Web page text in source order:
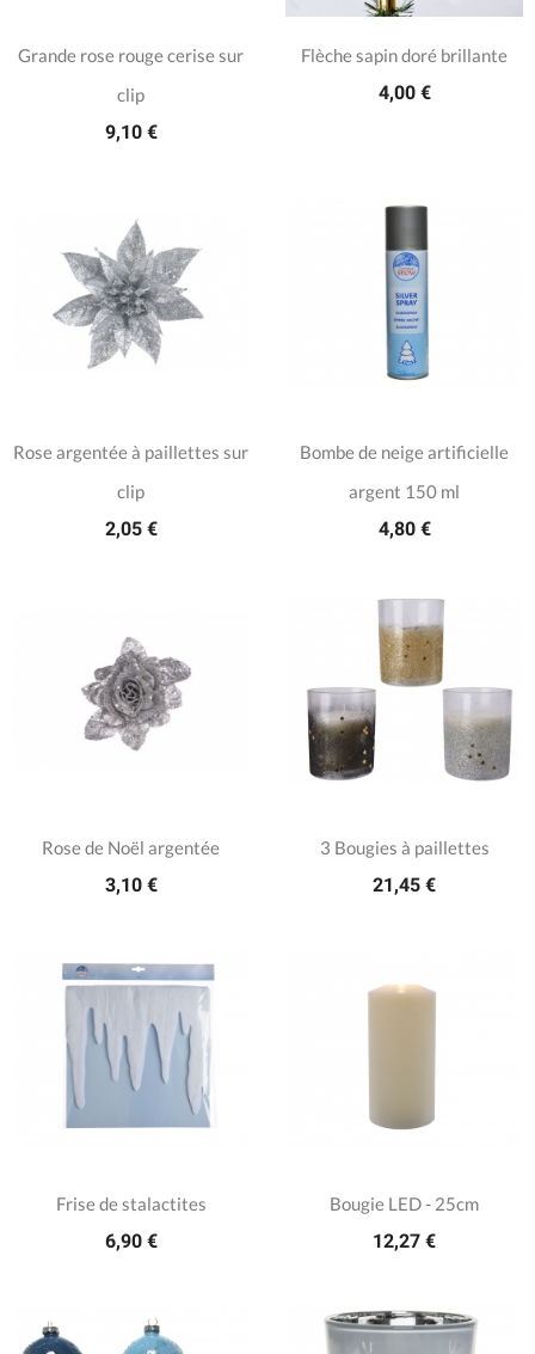
Grande rose rouge cerise sur
clip
9,10 €
Flèche sapin doré brillante
4,00 €
Rose argentée à paillettes sur
clip
2,05 €
Bombe de neige artificielle
argent 150 ml
4,80 €
Rose de Noël argentée
3,10 €
3 Bougies à paillettes
21,45 €
Frise de stalactites
6,90 €
Bougie LED - 25cm
12,27 €